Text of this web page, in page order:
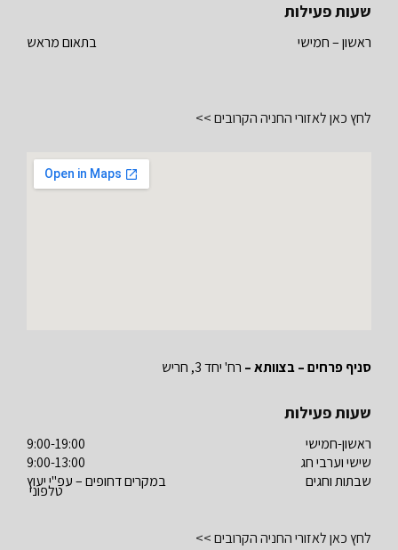
שעות פעילות
ראשון – חמישי בתאום מראש
לחץ כאן לאזורי החניה הקרובים >>
סניף פרחים – בצוותא – רח' יחד 3, חריש
שעות פעילות
ראשון-חמישי
שישי וערבי חג
שבתות וחגים
9:00-19:00
9:00-13:00
במקרים דחופים – עפ"י יעוץ
טלפוני
לחץ כאן לאזורי החניה הקרובים >>